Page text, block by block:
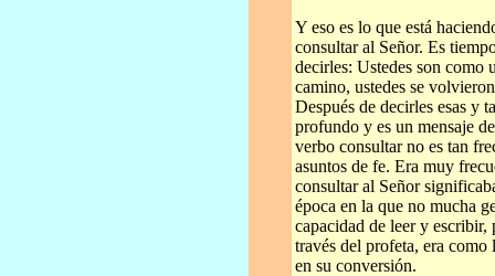
Y eso es lo que está
consultar al Señor. Es
decirles: Ustedes son como
camino, ustedes se
Después de decirles esas y
profundo y es un mensaje
verbo consultar no es tan
asuntos de fe. Era muy
consultar al Señor
época en la que no mucha
capacidad de leer y escribir,
través del profeta, era como
en su conversión.